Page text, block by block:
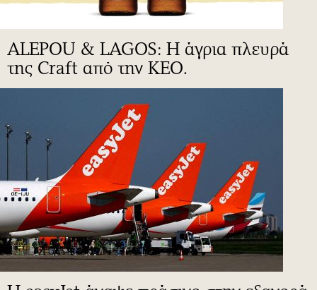
ALEPOU & LAGOS: Η άγρια πλευρά
της Craft από την ΚΕΟ.